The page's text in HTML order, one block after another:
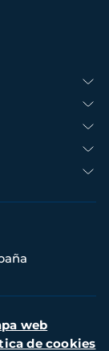
web
de cookies